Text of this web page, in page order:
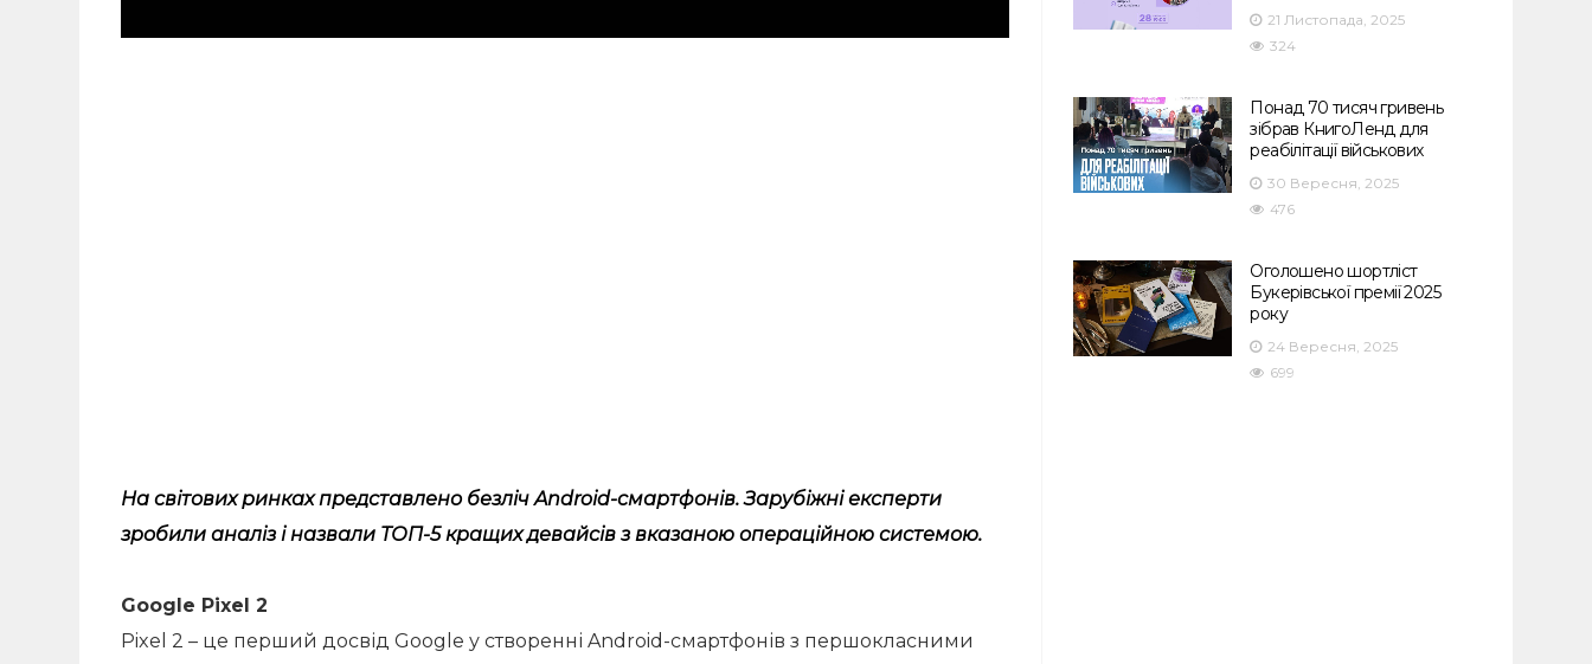
На світових ринках представлено безліч Android-смартфонів. Зарубіжні експерти
зробили аналіз і назвали ТОП-5 кращих девайсів з вказаною операційною системою.
Google Pixel 2
Pixel 2 – це перший досвід Google у створенні Android-смартфонів з першокласними
21 Листопада, 2025
324
Понад 70 тисяч гривень
зібрав КнигоЛенд для
реабілітації військових
30 Вересня, 2025
476
Оголошено шортліст
Букерівської премії 2025
року
24 Вересня, 2025
699